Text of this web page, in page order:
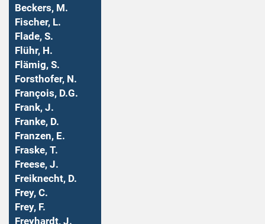
Beckers, M.
Fischer, L.
Flade, S.
Flühr, H.
Flämig, S.
Forsthofer, N.
François, D.G.
Frank, J.
Franke, D.
Franzen, E.
Fraske, T.
Freese, J.
Freiknecht, D.
Frey, C.
Frey, F.
Freyhardt, J.